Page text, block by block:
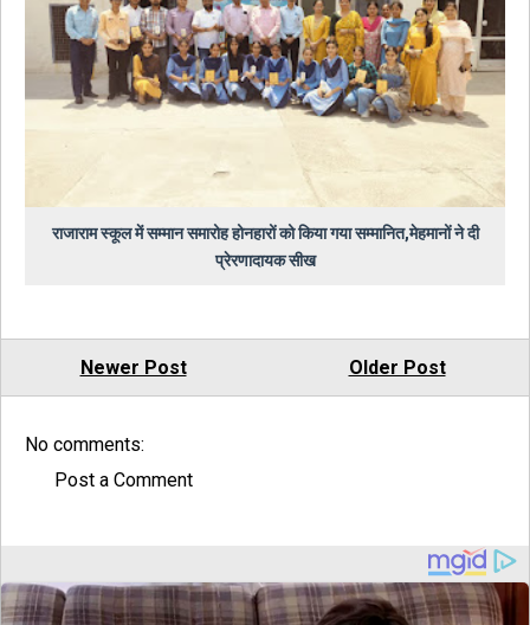
राजाराम स्कूल में सम्मान समारोह होनहारों को किया गया सम्मानित,मेहमानों ने दी
प्रेरणादायक सीख
Newer Post Older Post
No comments:
Post a Comment